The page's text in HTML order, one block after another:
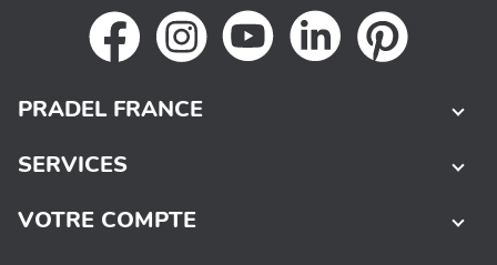
PRADEL FRANCE
SERVICES
VOTRE COMPTE